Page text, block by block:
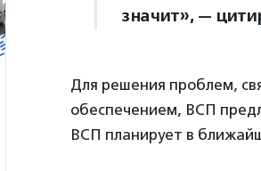
значит», —
Для решения проблем,
обеспечением, ВСП
ВСП планирует в